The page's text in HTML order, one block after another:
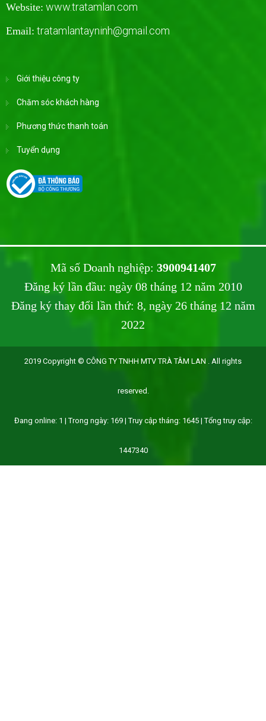
Website: www.tratamlan.com
Email: tratamlantayninh@gmail.com
Giới thiệu công ty
Chăm sóc khách hàng
Phương thức thanh toán
Tuyển dụng
Mã số Doanh nghiệp: 3900941407
Đăng ký lần đầu: ngày 08 tháng 12 năm 2010
Đăng ký thay đổi lần thứ: 8, ngày 26 tháng 12 năm
2022
2019 Copyright © CÔNG TY TNHH MTV TRÀ TÂM LAN . All rights
reserved.
Đang online: 1 | Trong ngày: 169 | Truy cập tháng: 1645 | Tổng truy cập:
1447340